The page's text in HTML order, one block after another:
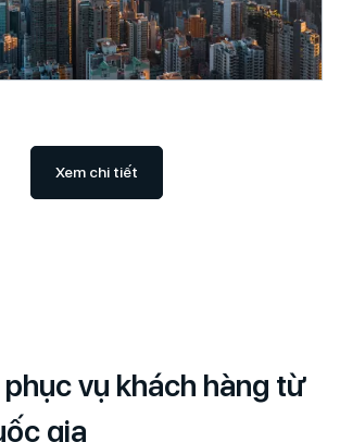
Xem chi tiết
vụ khách hàng từ
gia